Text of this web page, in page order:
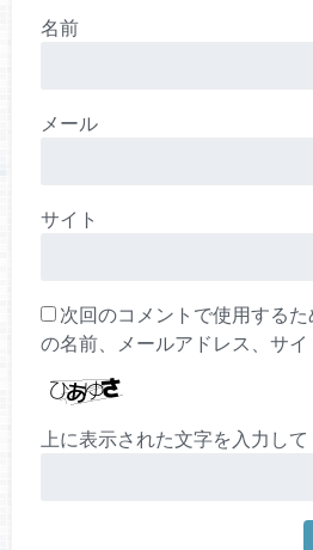
名前
メール
サイト
次回のコメントで使用する
の名前、メールアドレス、サイ
上に表示された文字を入力して